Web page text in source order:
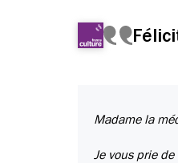
Madame la
Je vous prie